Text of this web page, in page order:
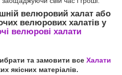
велюровий халат або
велюрових халатів у
велюрові халати
та замовити все Халати
якісних матеріалів.